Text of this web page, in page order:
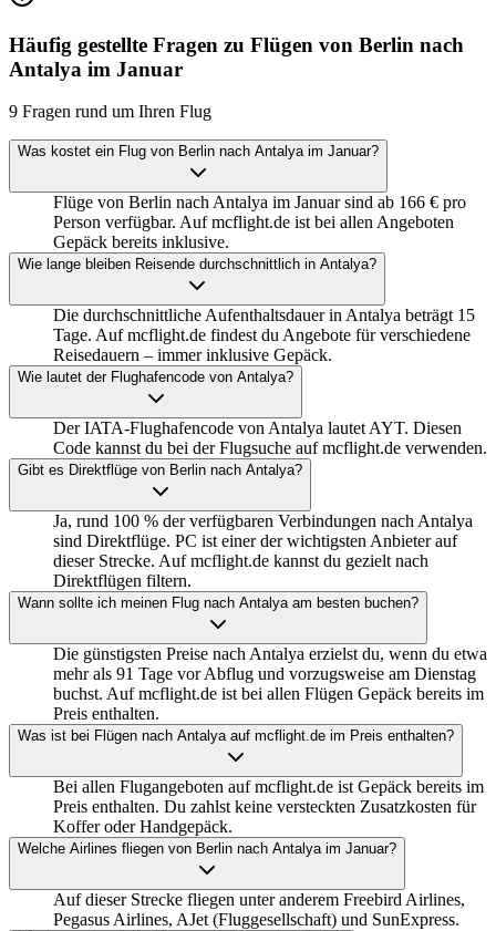
Häufig gestellte Fragen zu Flügen von Berlin nach
Antalya im Januar
9 Fragen rund um Ihren Flug
Was kostet ein Flug von Berlin nach Antalya im Januar?
Flüge von Berlin nach Antalya im Januar sind ab 166 € pro
Person verfügbar. Auf mcflight.de ist bei allen Angeboten
Gepäck bereits inklusive.
Wie lange bleiben Reisende durchschnittlich in Antalya?
Die durchschnittliche Aufenthaltsdauer in Antalya beträgt 15
Tage. Auf mcflight.de findest du Angebote für verschiedene
Reisedauern – immer inklusive Gepäck.
Wie lautet der Flughafencode von Antalya?
Der IATA-Flughafencode von Antalya lautet AYT. Diesen
Code kannst du bei der Flugsuche auf mcflight.de verwenden.
Gibt es Direktflüge von Berlin nach Antalya?
Ja, rund 100 % der verfügbaren Verbindungen nach Antalya
sind Direktflüge. PC ist einer der wichtigsten Anbieter auf
dieser Strecke. Auf mcflight.de kannst du gezielt nach
Direktflügen filtern.
Wann sollte ich meinen Flug nach Antalya am besten buchen?
Die günstigsten Preise nach Antalya erzielst du, wenn du etwa
mehr als 91 Tage vor Abflug und vorzugsweise am Dienstag
buchst. Auf mcflight.de ist bei allen Flügen Gepäck bereits im
Preis enthalten.
Was ist bei Flügen nach Antalya auf mcflight.de im Preis enthalten?
Bei allen Flugangeboten auf mcflight.de ist Gepäck bereits im
Preis enthalten. Du zahlst keine versteckten Zusatzkosten für
Koffer oder Handgepäck.
Welche Airlines fliegen von Berlin nach Antalya im Januar?
Auf dieser Strecke fliegen unter anderem Freebird Airlines,
Pegasus Airlines, AJet (Fluggesellschaft) und SunExpress.